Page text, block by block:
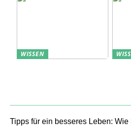
WISSEN
Tipps für ein besseres Leben: Wie